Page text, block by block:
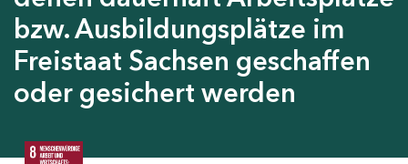
bzw. Ausbildungsplätze im
Freistaat Sachsen geschaffen
oder gesichert werden